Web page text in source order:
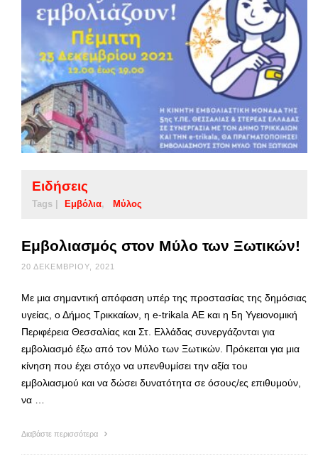
Ειδήσεις
Tags | Εμβόλια Μύλος
Εμβολιασμός στον Μύλο των Ξωτικών!
20 ΔΕΚΕΜΒΡΊΟΥ, 2021
Με μια σημαντική απόφαση υπέρ της προστασίας της δημόσιας
υγείας, ο Δήμος Τρικκαίων, η e-trikala ΑΕ και η 5η Υγειονομική
Περιφέρεια Θεσσαλίας και Στ. Ελλάδας συνεργάζονται για
εμβολιασμό έξω από τον Μύλο των Ξωτικών. Πρόκειται για μια
κίνηση που έχει στόχο να υπενθυμίσει την αξία του
εμβολιασμού και να δώσει δυνατότητα σε όσους/ες επιθυμούν,
να …
Διαβάστε περισσότερα